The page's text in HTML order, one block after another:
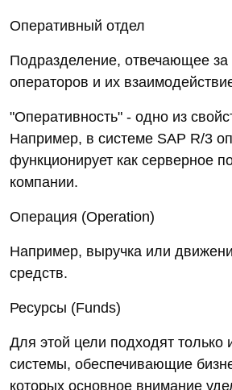
Оперативный отдел
Подразделение, отвечающее за
операторов и их
"Оперативность" - одно из
Например, в системе SAP R/3
функционирует как серверное
компании.
Операция (Operation)
Например, выручка или
средств.
Ресурсы (Funds)
Для этой цели подходят только
системы, обеспечивающие
которых основное внимание